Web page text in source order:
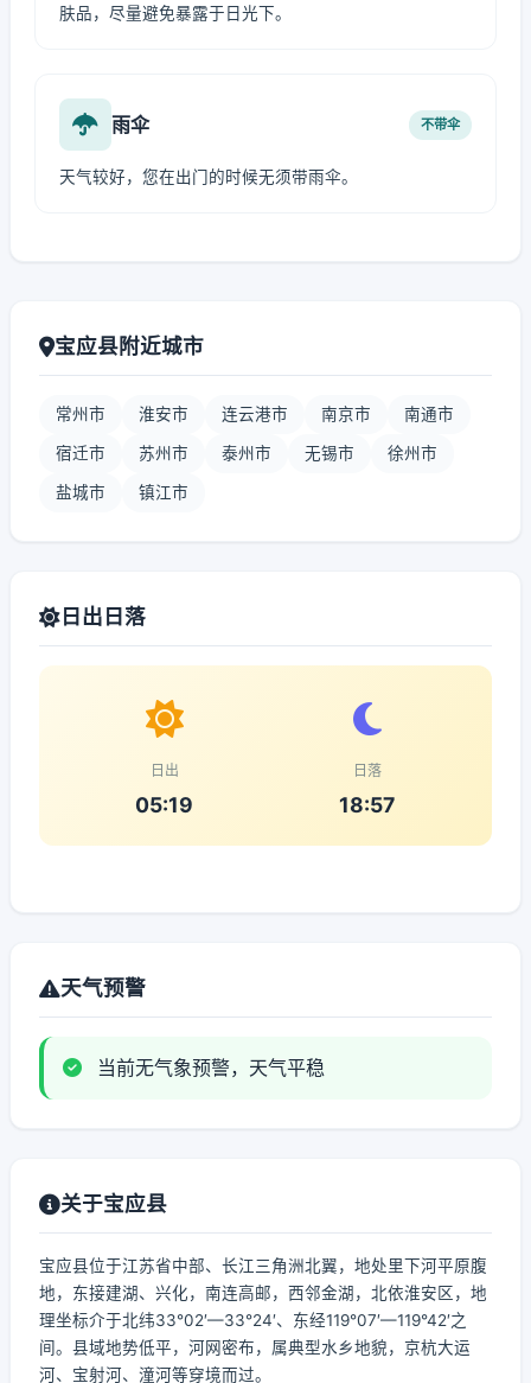
肤品，尽量避免暴露于日光下。
雨伞 不带伞
天气较好，您在出门的时候无须带雨伞。
宝应县附近城市
常州市 淮安市 连云港市 南京市 南通市
宿迁市 苏州市 泰州市 无锡市 徐州市
盐城市 镇江市
日出日落
日出
05:19
日落
18:57
天气预警
当前无气象预警，天气平稳
关于宝应县
宝应县位于江苏省中部、长江三角洲北翼，地处里下河平原腹
地，东接建湖、兴化，南连高邮，西邻金湖，北依淮安区，地
理坐标介于北纬33°02′—33°24′、东经119°07′—119°42′之
间。县域地势低平，河网密布，属典型水乡地貌，京杭大运
河、宝射河、潼河等穿境而过。